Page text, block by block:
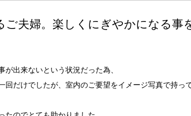
夫婦。楽しくにぎやかになる事
出来ないという状況だった為、
だけでしたが、室内のご要望をイメージ写真で持っ